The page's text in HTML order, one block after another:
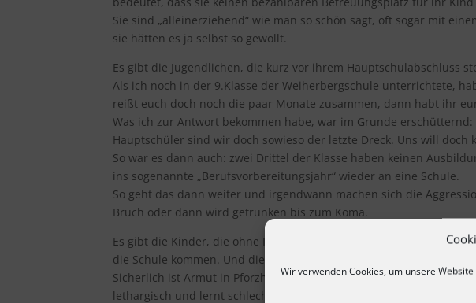
Wir verwenden Cookies, um unsere
Sie sind „alleinerziehend“ wie man so schön sagt, oft sogar mit
sie hätten es ja selbst so gewollt.
Es gibt die Jugendlichen, die kurz vor ihrem Hauptschulabschluss
Als ich noch in der 9.Klasse der Weiherbergschule unterrichtete,
reißt euch doch noch die paar Monate zusammen, dann habt ihr
Was ich zur Antwort bekommen habe, war im Grunde erschütternd:
Hauptschüler sind wir doch sowieso der letzte Dreck. Uns will doch
So war es dann auch: zwei Drittel der Klasse haben keinen
ins sogenannte „Berufsvorbereitungsjahr“ wieder an eine Schule.
So geht das dann weiter und irgendwann machen sich die
Bruch oder dann wird getrunken bis zum Koma.
Es gibt die Kinder, die ohne Frühstück und ohne angemessene
die Schule kommen. Und die auch nichts zu Essen dabeihaben.
Sicherlich ist Armut in Pforzheim keine Kalorienfrage wie in Afrika.
lethargisch und lernt schlechter.